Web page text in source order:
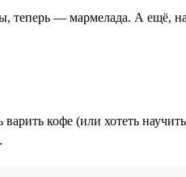
теперь — мармелада. А ещё,
варить кофе (или хотеть